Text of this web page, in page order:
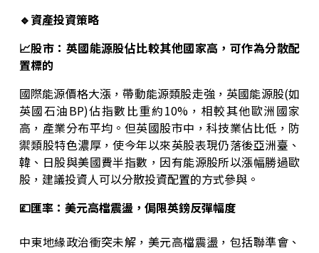
🔹資產投資策略
📈股市：英國能源股佔比較其他國家高，可作為分散配
置標的
國際能源價格大漲，帶動能源類股走強，英國能源股(如
英國石油BP)佔指數比重約10%，相較其他歐洲國家
高，產業分布平均。但英國股市中，科技業佔比低，防
禦類股特色濃厚，使今年以來英股表現仍落後亞洲臺、
韓、日股與美國費半指數，因有能源股所以漲幅勝過歐
股，建議投資人可以分散投資配置的方式參與。
💷匯率：美元高檔震盪，侷限英鎊反彈幅度
中東地緣政治衝突未解，美元高檔震盪，包括聯準會、